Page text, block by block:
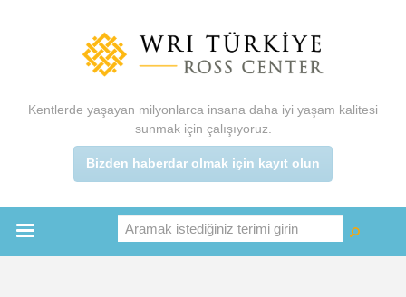
Kentlerde yaşayan milyonlarca insana daha iyi yaşam kalitesi
sunmak için çalışıyoruz.
Bizden haberdar olmak için kayıt olun
Ara
Ara